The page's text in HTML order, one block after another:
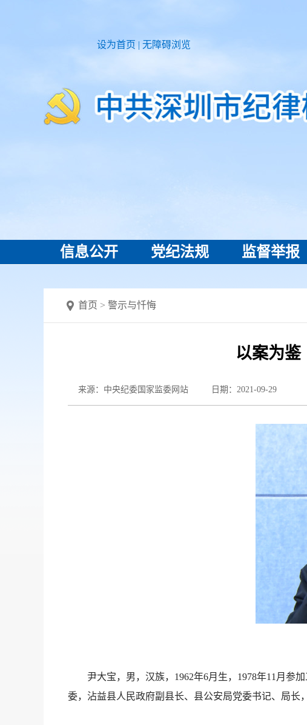
设为首页 | 无障碍浏览
信息公开 党纪法规 监督举报
首页 > 警示与忏悔
以案为鉴
来源：中央纪委国家监委网站 日期：2021-09-29
尹大宝，男，汉族，1962年6月生，1978年11月参加
委，沾益县人民政府副县长、县公安局党委书记、局长